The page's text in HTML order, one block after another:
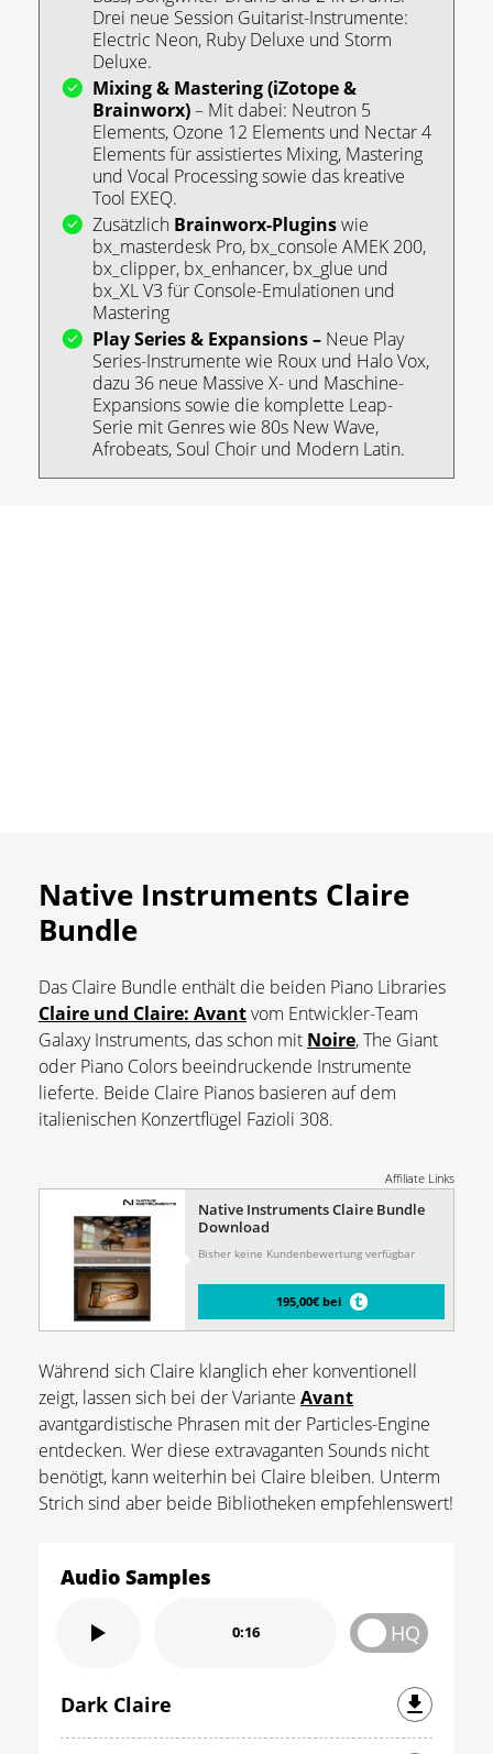
Drei neue Session Guitarist-Instrumente:
Electric Neon, Ruby Deluxe und Storm
Deluxe.
Mixing & Mastering (iZotope &
Brainworx)– Mit dabei: Neutron 5
Elements, Ozone 12 Elements und Nectar 4
Elements für assistiertes Mixing, Mastering
und Vocal Processing sowie das kreative
Tool EXEQ.
Zusätzlich Brainworx-Pluginswie
bx_masterdesk Pro, bx_console AMEK 200,
bx_clipper, bx_enhancer, bx_glue und
bx_XL V3 für Console-Emulationen und
Mastering
Play Series & Expansions – Neue Play
Series-Instrumente wie Roux und Halo Vox,
dazu 36 neue Massive X- und Maschine-
Expansions sowie die komplette Leap-
Serie mit Genres wie 80s New Wave,
Afrobeats, Soul Choir und Modern Latin.
Native Instruments Claire
Bundle
Das Claire Bundle enthält die beiden Piano Libraries
Claire und Claire: Avantvom Entwickler-Team
Galaxy Instruments, das schon mit Noire, The Giant
oder Piano Colors beeindruckende Instrumente
lieferte. Beide Claire Pianos basieren auf dem
italienischen Konzertflügel Fazioli 308.
Affiliate Links
Native Instruments Claire Bundle
Download
Bisher keine Kundenbewertung verfügbar
195,00€ bei
Während sich Claire klanglich eher konventionell
zeigt, lassen sich bei der Variante Avant
avantgardistische Phrasen mit der Particles-Engine
entdecken. Wer diese extravaganten Sounds nicht
benötigt, kann weiterhin bei Claire bleiben. Unterm
Strich sind aber beide Bibliotheken empfehlenswert!
Audio Samples
0:16 HQ
Dark Claire